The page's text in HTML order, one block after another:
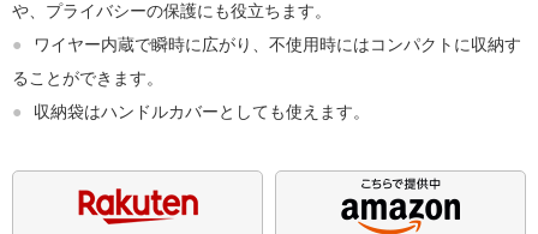
や、プライバシーの保護にも役立ちます。
●
ワイヤー内蔵で瞬時に広がり、不使用時にはコンパクトに収納す
ることができます。
●
収納袋はハンドルカバーとしても使えます。